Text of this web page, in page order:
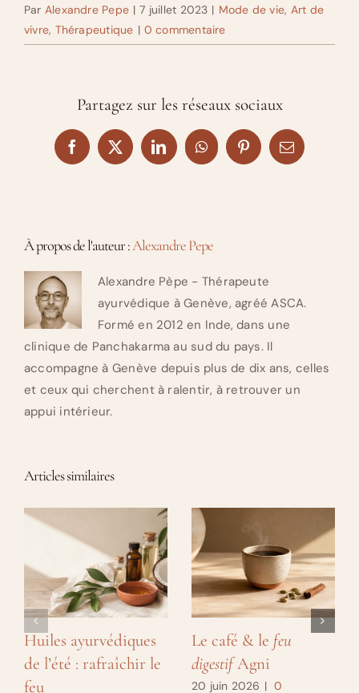
Par Alexandre Pepe | 7 juillet 2023 | Mode de vie, Art de
vivre, Thérapeutique | 0 commentaire
Partagez sur les réseaux sociaux
Facebook
X LinkedInWhatsAppPinterestEmail
À propos de l'auteur :Alexandre Pepe
Alexandre Pèpe - Thérapeute
ayurvédique à Genève, agréé ASCA.
Formé en 2012 en Inde, dans une
clinique de Panchakarma au sud du pays. Il
accompagne à Genève depuis plus de dix ans, celles
et ceux qui cherchent à ralentir, à retrouver un
appui intérieur.
Articles similaires
Huiles ayurvédiques
de l’été : rafraîchir le
feu
Le café & le feu
digestifAgni
20 juin 2026 | 0